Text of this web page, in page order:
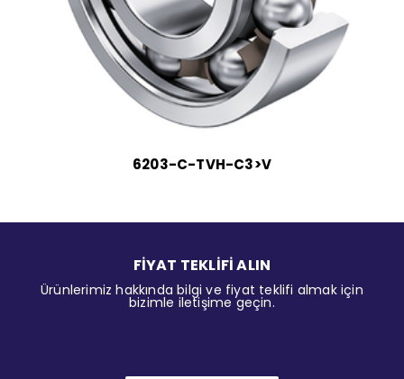
6203-C-TVH-C3>V
FİYAT TEKLİFİ ALIN
Ürünlerimiz hakkında bilgi ve fiyat teklifi almak için
bizimle iletişime geçin.